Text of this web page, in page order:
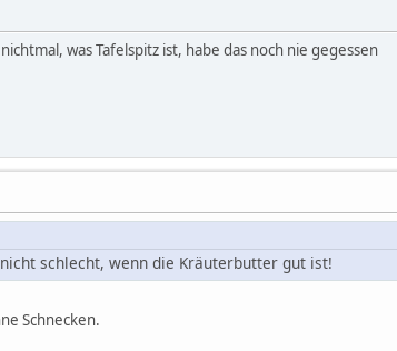
was Tafelspitz ist, habe das noch nie gegessen
schlecht, wenn die Kräuterbutter gut ist!
Schnecken.